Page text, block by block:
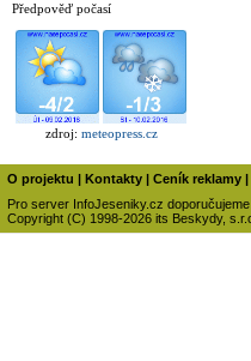
Předpověď počasí
zdroj: meteopress.cz
O projektu Kontakty Ceník reklamy
Pro server InfoJeseniky.cz
Copyright (C) 1998-2026 its Beskydy,